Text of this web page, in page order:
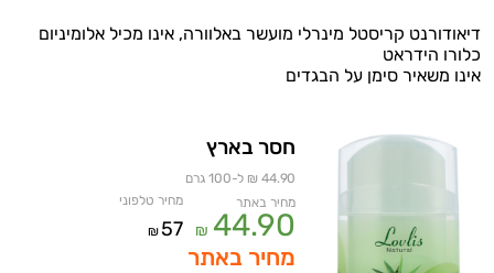
דיאודורנט קריסטל מינרלי מועשר באלוורה, אינו מכיל אלומיניום
כלורו הידראט
אינו משאיר סימן על הבגדים
חסר בארץ
44.90 ₪ ל-100 גרם
מחיר באתר
44.90
₪
מחיר טלפוני
57
₪
מחיר באתר